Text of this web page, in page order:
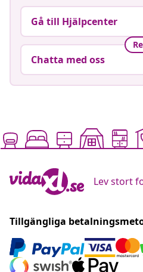
Gå till Hjälpcenter
Chatta med oss
Lev stort
Tillgängliga